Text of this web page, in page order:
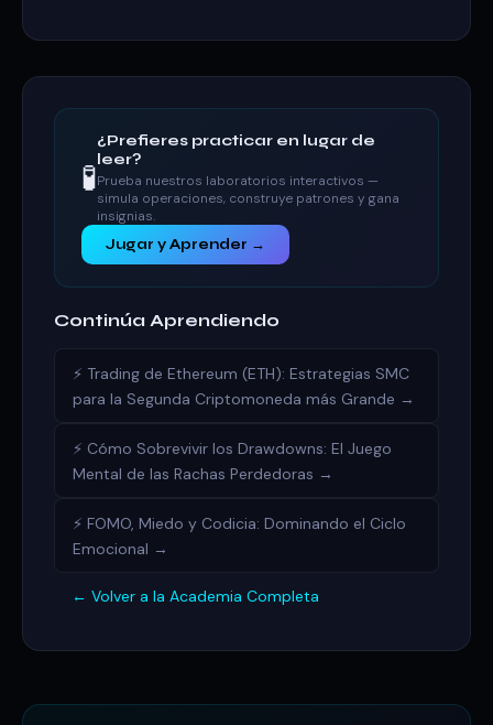
🧪
¿Prefieres practicar en lugar de
leer?
Prueba nuestros laboratorios interactivos —
simula operaciones, construye patrones y gana
insignias.
Jugar y Aprender →
Continúa Aprendiendo
⚡ Trading de Ethereum (ETH): Estrategias SMC
para la Segunda Criptomoneda más Grande →
⚡ Cómo Sobrevivir los Drawdowns: El Juego
Mental de las Rachas Perdedoras →
⚡ FOMO, Miedo y Codicia: Dominando el Ciclo
Emocional →
← Volver a la Academia Completa